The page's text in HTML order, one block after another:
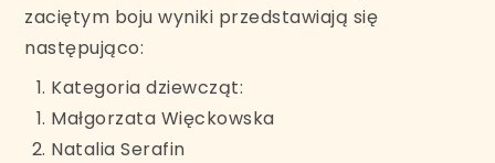
zaciętym boju wyniki przedstawiają się
następująco:
Kategoria dziewcząt:
Małgorzata Więckowska
Natalia Serafin